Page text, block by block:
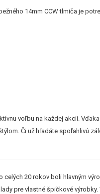
14mm CCW tlmiča je
voľbu na každej akcii.
Či už hľadáte spoľahlivú
celých 20 rokov boli hlavným
pre vlastné špičkové výrobky.